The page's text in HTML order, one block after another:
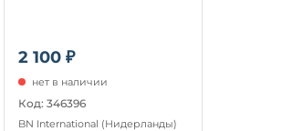
2 100 ₽
нет в наличии
Код: 346396
BN International (Нидерланды)